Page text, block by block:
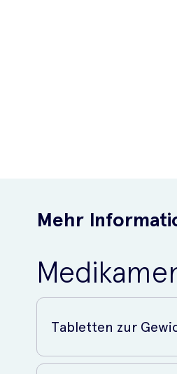
Mehr
Tabletten zur
Welche Tabletten gibt es zur